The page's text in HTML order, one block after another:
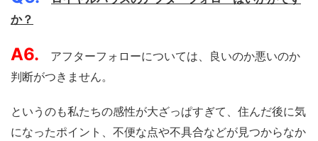
か？
A6. アフターフォローについては、良いのか悪いのか
判断がつきません。
というのも私たちの感性が大ざっぱすぎて、住んだ後に気
になったポイント、不便な点や不具合などが見つからなか